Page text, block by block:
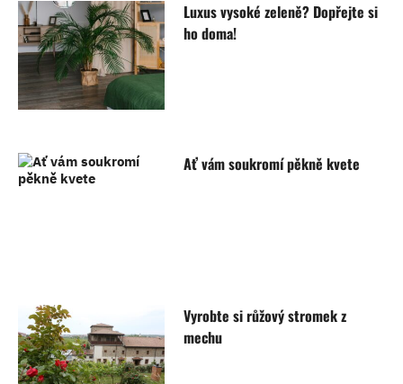
Luxus vysoké zeleně? Dopřejte si
ho doma!
Ať vám soukromí pěkně kvete
Vyrobte si růžový stromek z
mechu